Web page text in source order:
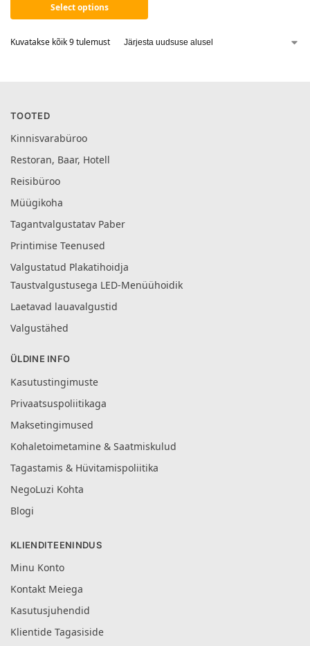
Select options
Kuvatakse kõik 9 tulemust
TOOTED
Kinnisvarabüroo
Restoran, Baar, Hotell
Reisibüroo
Müügikoha
Tagantvalgustatav Paber
Printimise Teenused
Valgustatud Plakatihoidja
Taustvalgustusega LED-Menüühoidik
Laetavad lauavalgustid
Valgustähed
ÜLDINE INFO
Kasutustingimuste
Privaatsuspoliitikaga
Maksetingimused
Kohaletoimetamine & Saatmiskulud
Tagastamis & Hüvitamispoliitika
NegoLuzi Kohta
Blogi
KLIENDITEENINDUS
Minu Konto
Kontakt Meiega
Kasutusjuhendid
Klientide Tagasiside